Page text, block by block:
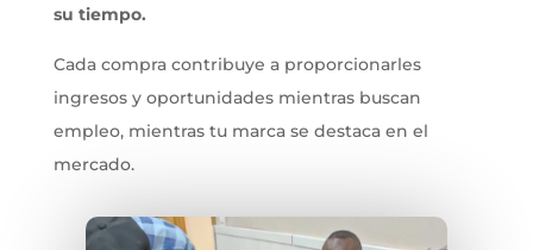
su tiempo.
Cada compra contribuye a proporcionarles
ingresos y oportunidades mientras buscan
empleo, mientras tu marca se destaca en el
mercado.